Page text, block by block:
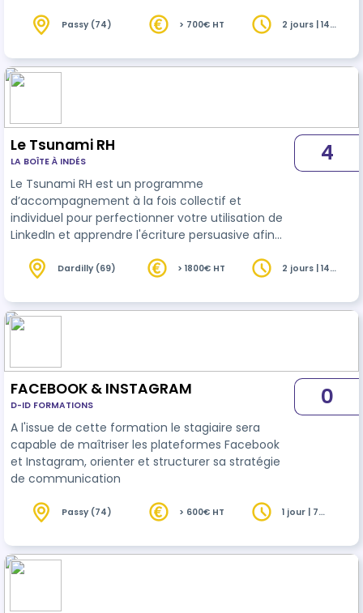
Passy (74) > 700€ HT
2 jours | 14
Le Tsunami RH
LA BOÎTE À INDÉS
Le Tsunami RH est un programme
d’accompagnement à la fois collectif et
individuel pour perfectionner votre utilisation de
LinkedIn et apprendre l'écriture persuasive afin
recruter.
4
Dardilly (69) > 1800€ HT
2 jours | 14
FACEBOOK & INSTAGRAM
D-ID FORMATIONS
A l'issue de cette formation le stagiaire sera
capable de maîtriser les plateformes Facebook
et Instagram, orienter et structurer sa stratégie
de communication
0
Passy (74) > 600€ HT
1 jour | 7